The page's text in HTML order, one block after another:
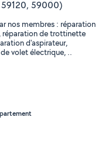
59120, 59000)
nos membres : réparation
réparation de trottinette
d'aspirateur,
volet électrique, ..